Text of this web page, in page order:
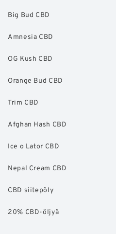
Big Bud CBD
Amnesia CBD
OG Kush CBD
Orange Bud CBD
Trim CBD
Afghan Hash CBD
Ice o Lator CBD
Nepal Cream CBD
CBD siitepöly
20% CBD-öljyä